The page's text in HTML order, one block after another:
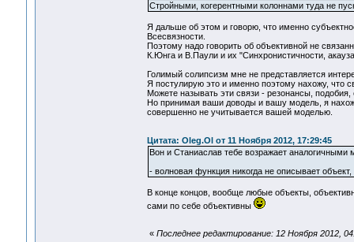
Стройными, когерентными колоннами туда не
Я дальше об этом и говорю, что именно
Всесвязности.
Поэтому надо говорить об объективной не
К.Юнга и В.Паули и их "Синхронистичности,
Голимый солипсизм мне не представляется
Я постулирую это и именно поэтому нахожу, что
Можете называть эти связи - резонансы,
Но принимая ваши доводы и вашу модель, я
совершенно не учитывается вашей моделью.
Цитата: Oleg.Ol от 11 Ноября 2012, 17:29:45
Вон и Станиаслав тебе возражает
- волновая функция никогда не описывает
В конце концов, вообще любые объекты,
сами по себе объективны
« Последнее редактирование: 12 Ноября 2012,